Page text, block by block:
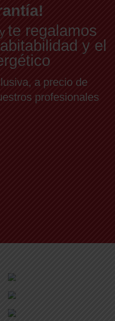
yte regalamos
y el
a precio de
profesionales